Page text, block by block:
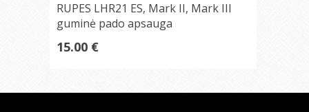
RUPES LHR21 ES, Mark II, Mark III
guminė pado apsauga
15.00 €